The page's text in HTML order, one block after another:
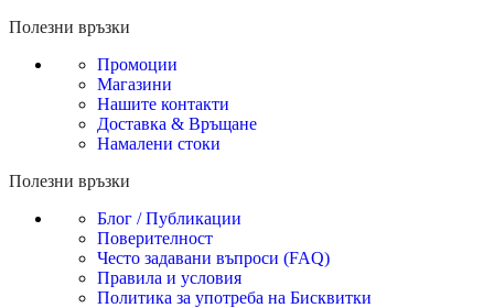
Полезни връзки
Промоции
Магазини
Нашите контакти
Доставка & Връщане
Намалени стоки
Полезни връзки
Блог / Публикации
Поверителност
Често задавани въпроси (FAQ)
Правила и условия
Политика за употреба на Бисквитки